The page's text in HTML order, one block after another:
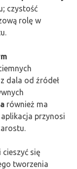
czystość
rolę w
dala od źródeł
również ma
przynosi
cieszyć się
tworzenia